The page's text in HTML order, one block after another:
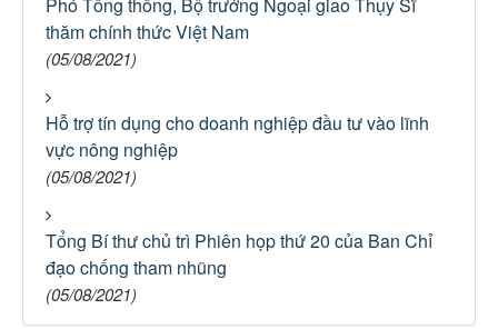
thăm chính thức Việt Nam
(05/08/2021)
Hỗ trợ tín dụng cho doanh nghiệp đầu tư vào lĩnh
vực nông nghiệp
(05/08/2021)
Tổng Bí thư chủ trì Phiên họp thứ 20 của Ban Chỉ
đạo chống tham nhũng
(05/08/2021)